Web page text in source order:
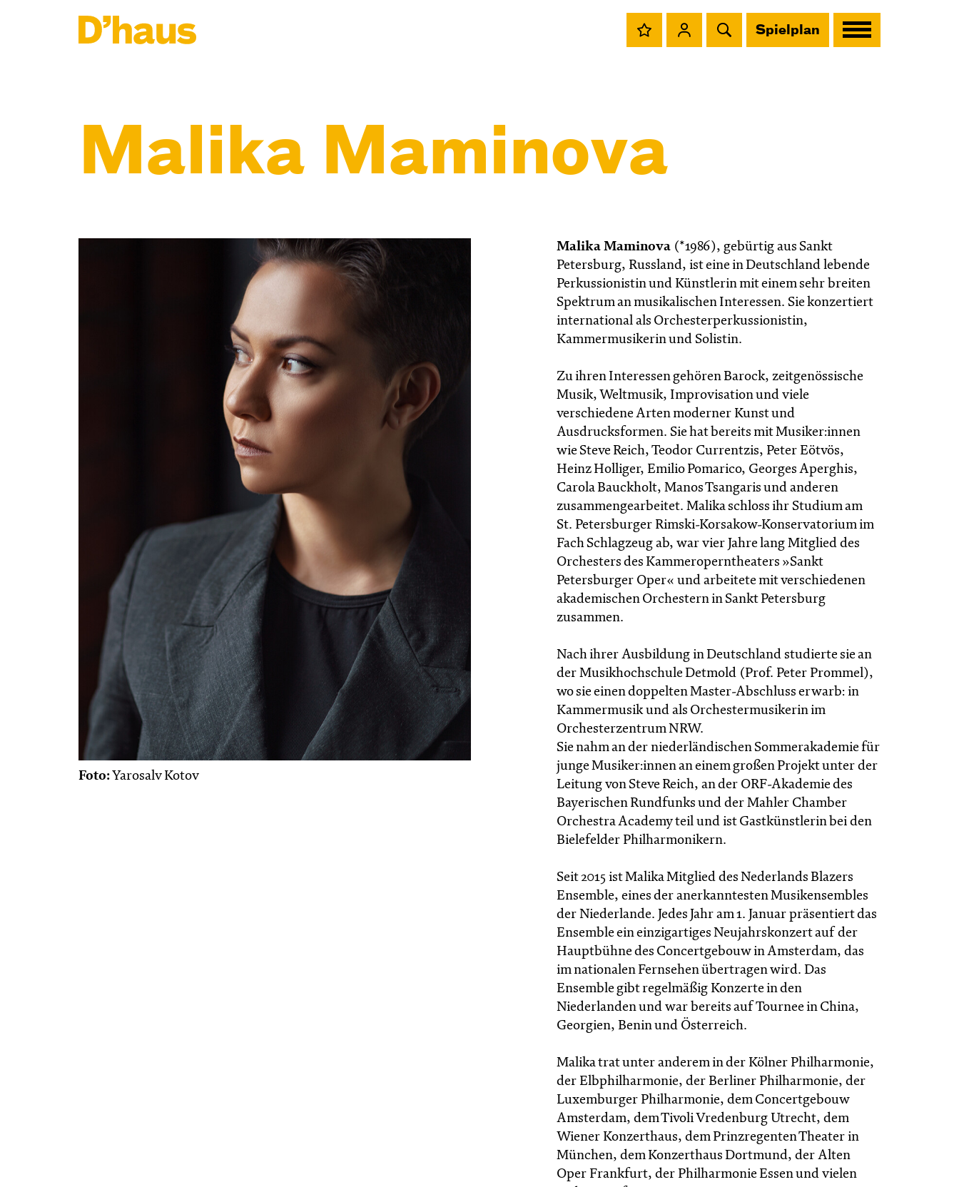
Spielplan
Malika Maminova
Foto: Yarosalv Kotov
Malika Maminova (*1986), gebürtig aus Sankt
Petersburg, Russland, ist eine in Deutschland lebende
Perkussionistin und Künstlerin mit einem sehr breiten
Spektrum an musikalischen Interessen. Sie konzertiert
international als Orchesterperkussionistin,
Kammermusikerin und Solistin.
Zu ihren Interessen gehören Barock, zeitgenössische
Musik, Weltmusik, Improvisation und viele
verschiedene Arten moderner Kunst und
Ausdrucksformen. Sie hat bereits mit Musiker:innen
wie Steve Reich, Teodor Currentzis, Peter Eötvös,
Heinz Holliger, Emilio Pomarico, Georges Aperghis,
Carola Bauckholt, Manos Tsangaris und anderen
zusammengearbeitet. Malika schloss ihr Studium am
St. Petersburger Rimski-Korsakow-Konservatorium im
Fach Schlagzeug ab, war vier Jahre lang Mitglied des
Orchesters des Kammeroperntheaters »Sankt
Petersburger Oper« und arbeitete mit verschiedenen
akademischen Orchestern in Sankt Petersburg
zusammen.
Nach ihrer Ausbildung in Deutschland studierte sie an
der Musikhochschule Detmold (Prof. Peter Prommel),
wo sie einen doppelten Master-Abschluss erwarb: in
Kammermusik und als Orchestermusikerin im
Orchesterzentrum NRW.
Sie nahm an der niederländischen Sommerakademie für
junge Musiker:innen an einem großen Projekt unter der
Leitung von Steve Reich, an der ORF-Akademie des
Bayerischen Rundfunks und der Mahler Chamber
Orchestra Academy teil und ist Gastkünstlerin bei den
Bielefelder Philharmonikern.
Seit 2015 ist Malika Mitglied des Nederlands Blazers
Ensemble, eines der anerkanntesten Musikensembles
der Niederlande. Jedes Jahr am 1. Januar präsentiert das
Ensemble ein einzigartiges Neujahrskonzert auf der
Hauptbühne des Concertgebouw in Amsterdam, das
im nationalen Fernsehen übertragen wird. Das
Ensemble gibt regelmäßig Konzerte in den
Niederlanden und war bereits auf Tournee in China,
Georgien, Benin und Österreich.
Malika trat unter anderem in der Kölner Philharmonie,
der Elbphilharmonie, der Berliner Philharmonie, der
Luxemburger Philharmonie, dem Concertgebouw
Amsterdam, dem Tivoli Vredenburg Utrecht, dem
Wiener Konzerthaus, dem Prinzregenten Theater in
München, dem Konzerthaus Dortmund, der Alten
Oper Frankfurt, der Philharmonie Essen und vielen